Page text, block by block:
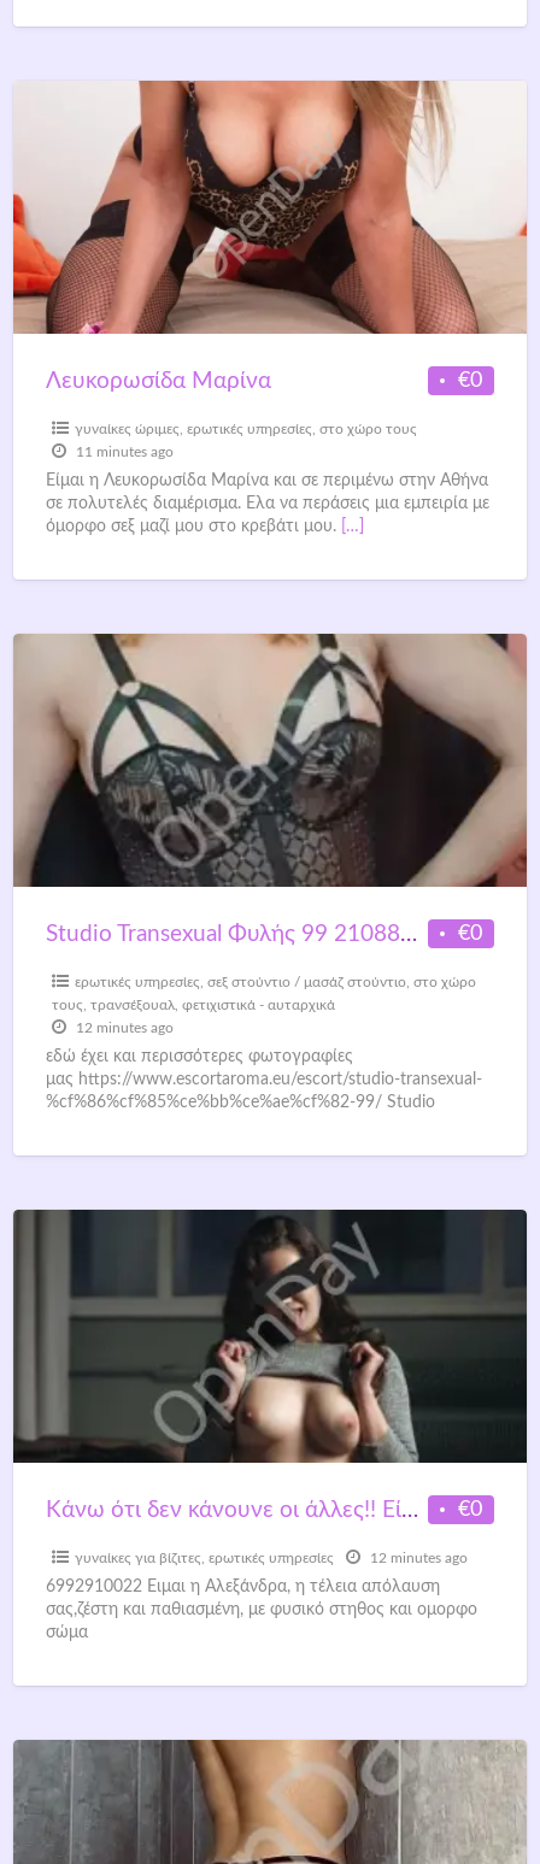
€0
Λευκορωσίδα Μαρίνα
γυναίκες ώριμες, ερωτικές υπηρεσίες, στο χώρο τους
11 minutes ago
Είμαι η Λευκορωσίδα Μαρίνα και σε περιμένω στην Αθήνα
σε πολυτελές διαμέρισμα. Ελα να περάσεις μια εμπειρία με
όμορφο σεξ μαζί μου στο κρεβάτι μου.
[…]
€0
Studio Transexual Φυλής 99 2108830061 / 6981102076
ερωτικές υπηρεσίες σεξ στούντιο / μασάζ στούντιο, στο χώρο
τους τρανσέξουαλ, φετιχιστικά - αυταρχικά
12 minutes ago
εδώ έχει και περισσότερες φωτογραφίες
μας https://www.escortaroma.eu/escort/studio-transexual-
%cf%86%cf%85%ce%bb%ce%ae%cf%82-99/ Studio
€0
Kάνω ότι δεν κάνουνε οι άλλες!! Είμαι εδώ μόνο για σένα!!
γυναίκες για βίζιτες ερωτικές υπηρεσίες 12 minutes ago
6992910022 Ειμαι η Αλεξάνδρα, η τέλεια απόλαυση
σας,ζέστη και παθιασμένη, με φυσικό στηθος και ομορφο
σώμα